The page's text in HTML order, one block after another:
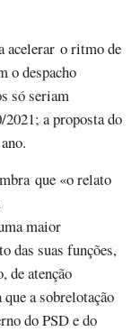
acelerar o ritmo de
o despacho
só seriam
a proposta do
que «o relato
maior
das suas funções,
de atenção
que a sobrelotação
do PSD e do